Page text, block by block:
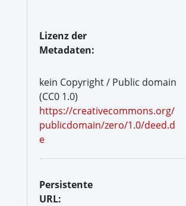
Lizenz der
Metadaten:
kein Copyright / Public domain
(CC0 1.0)
https://creativecommons.org/
publicdomain/zero/1.0/deed.d
e
Persistente
URL: